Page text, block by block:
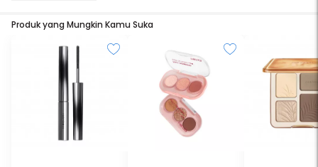
- PLUMPY GLOSSY LIP FILLER LOOK
Produk yang Mungkin Kamu Suka